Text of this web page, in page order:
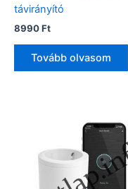
távirányító
8990Ft
Tovább olvasom